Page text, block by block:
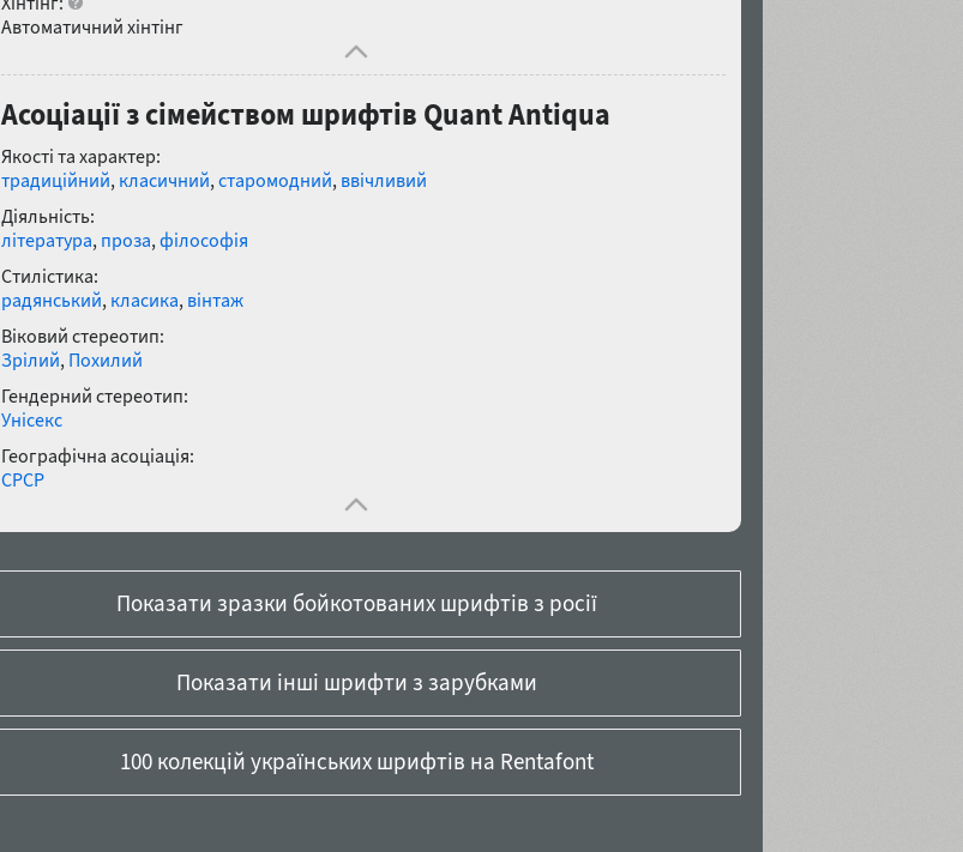
Автоматичний хінтінг
Асоціації з сімейством шрифтів Quant Antiqua
Якості та характер:
традиційний, класичний,старомодний, ввічливий
Діяльність:
література, проза,філософія
Стилістика:
радянський, класика, вінтаж
Віковий стереотип:
Зрілий, Похилий
Гендерний стереотип:
Унісекс
Географічна асоціація:
СРСР
Показати зразки бойкотованих шрифтів з росії
Показати інші шрифти з зарубками
100 колекцій українських шрифтів на Rentafont